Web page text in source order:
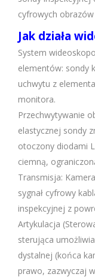
cyfrowych
Jak działa
System
elementów: sondy
uchwytu z
monitora.
Przechwytywanie
elastycznej sondy
otoczony diodami
ciemną,
Transmisja:
sygnał cyfrowy
inspekcyjnej z
Artykulacja
sterująca
dystalnej (końca
prawo, zazwyczaj